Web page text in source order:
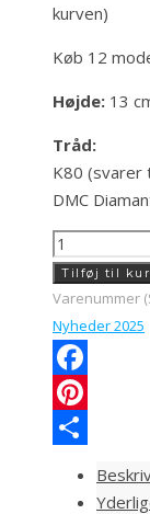
kurven)
Køb 12
Højde: 13
Tråd:
K80 (svarer
DMC
KHA12
Svenske
pletter
antal
Tilføj til
Varenummer
Nyheder 2025
Facebook
Pinterest